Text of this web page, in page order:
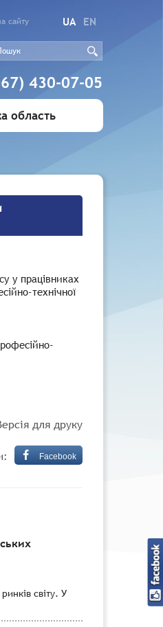
сайту UA EN
430-07-05
область
у працівниках
технічної
для друку
Facebook
світу. У